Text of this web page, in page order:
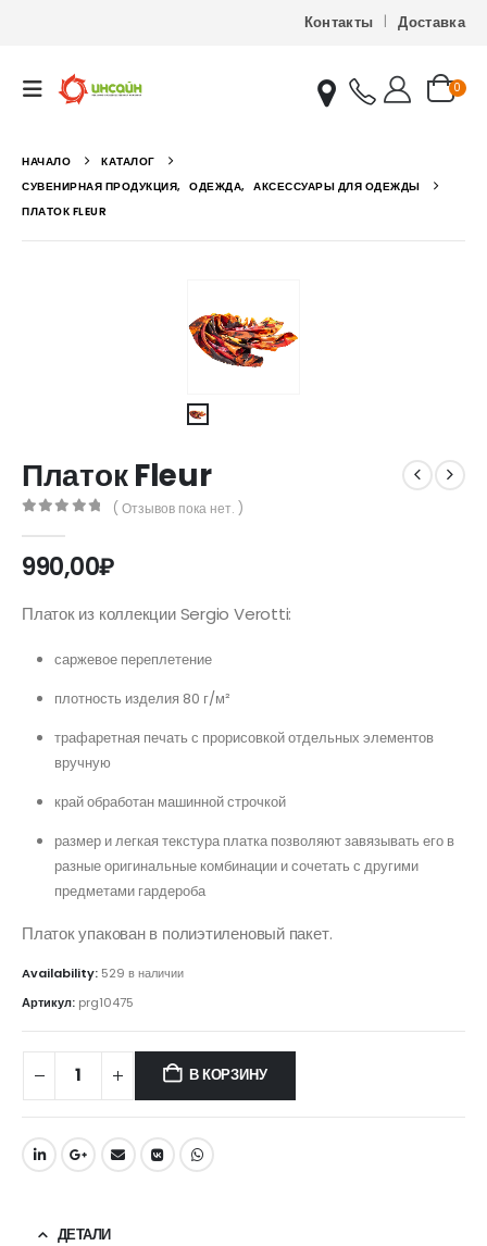
Контакты Доставка
0
НАЧАЛО
КАТАЛОГ
СУВЕНИРНАЯ ПРОДУКЦИЯ, ОДЕЖДА, АКСЕССУАРЫ ДЛЯ ОДЕЖДЫ
ПЛАТОК FLEUR
Платок Fleur
( Отзывов пока нет. )
990,00₽
Платок из коллекции Sergio Verotti:
саржевое переплетение
плотность изделия 80 г/м²
трафаретная печать с прорисовкой отдельных элементов
вручную
край обработан машинной строчкой
размер и легкая текстура платка позволяют завязывать его в
разные оригинальные комбинации и сочетать с другими
предметами гардероба
Платок упакован в полиэтиленовый пакет.
Availability: 529 в наличии
Артикул: prg10475
В КОРЗИНУ
ДЕТАЛИ